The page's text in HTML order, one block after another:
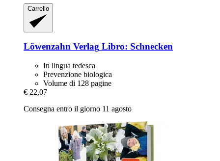
Carrello
Löwenzahn Verlag Libro: Schnecken
In lingua tedesca
Prevenzione biologica
Volume di 128 pagine
€ 22,07
Consegna entro il giorno 11 agosto